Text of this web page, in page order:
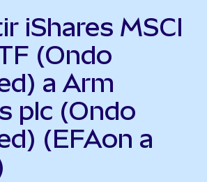
iShares MSCI
(Ondo
a Arm
plc (Ondo
(EFAon a